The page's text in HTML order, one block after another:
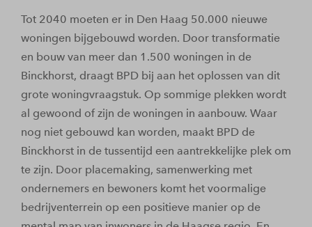
Tot 2040 moeten er in Den Haag 50.000 nieuwe
woningen bijgebouwd worden. Door transformatie
en bouw van meer dan 1.500 woningen in de
Binckhorst, draagt BPD bij aan het oplossen van dit
grote woningvraagstuk. Op sommige plekken wordt
al gewoond of zijn de woningen in aanbouw. Waar
nog niet gebouwd kan worden, maakt BPD de
Binckhorst in de tussentijd een aantrekkelijke plek om
te zijn. Door placemaking, samenwerking met
ondernemers en bewoners komt het voormalige
bedrijventerrein op een positieve manier op de